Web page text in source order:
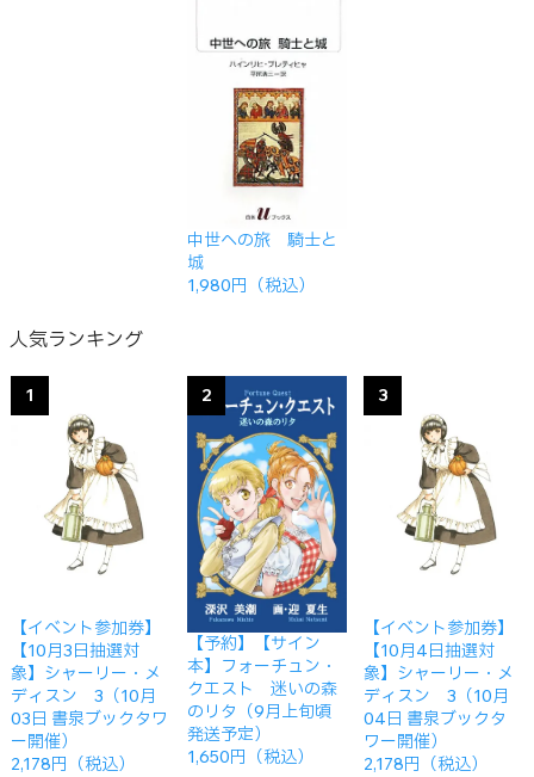
中世への旅 騎士と
城
1,980円（税込）
人気ランキング
1
【イベント参加券】
【10月3日抽選対
象】シャーリー・メ
ディスン 3（10月
03日 書泉ブックタワ
ー開催）
2,178円（税込）
2
【予約】【サイン
本】フォーチュン・
クエスト 迷いの森
のリタ（9月上旬頃
発送予定）
1,650円（税込）
3
【イベント参加券】
【10月4日抽選対
象】シャーリー・メ
ディスン 3（10月
04日 書泉ブックタ
ワー開催）
2,178円（税込）